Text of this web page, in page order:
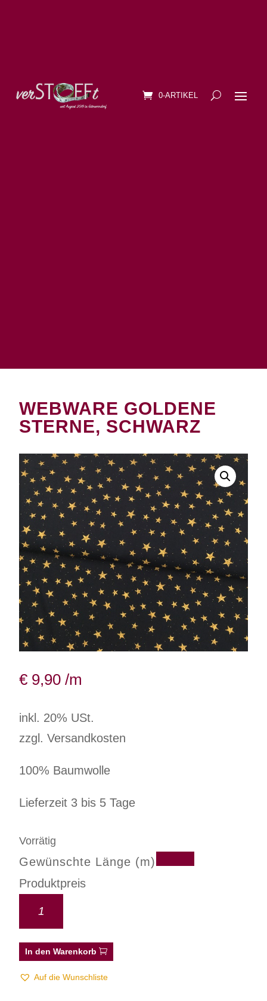
0-ARTIKEL
WEBWARE GOLDENE
STERNE, SCHWARZ
€ 9,90 /m
inkl. 20% USt.
zzgl. Versandkosten
100% Baumwolle
Lieferzeit 3 bis 5 Tage
Vorrätig
Gewünschte Länge (m)
Produktpreis
In den Warenkorb
Auf die Wunschliste